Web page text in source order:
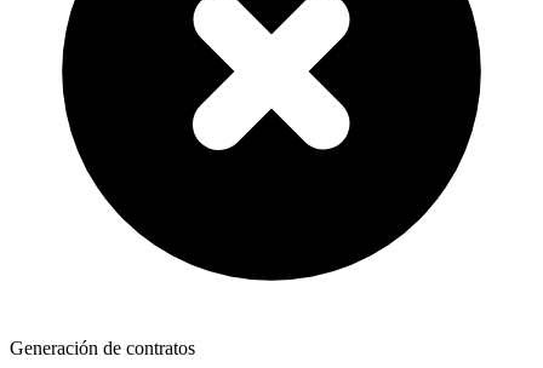
Generación de contratos